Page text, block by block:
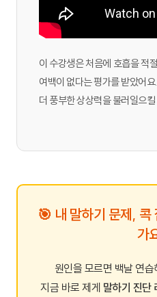
이 수강생은 처음에 호흡을 적
여백이 없다는 평가를 받았어
더 풍부한 상상력을 불러일으
🎯 내 말하기 문제, 콕
가
원인을 모르면 백날 연
지금 바로 제게 말하기 진단